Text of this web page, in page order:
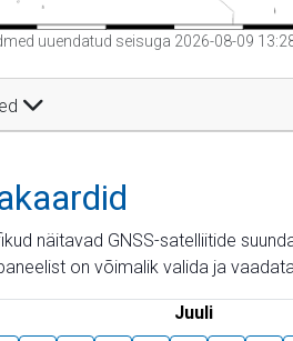
uuendatud seisuga 2026-08-09
näitavad GNSS-satelliitide
on võimalik valida ja
Juuli